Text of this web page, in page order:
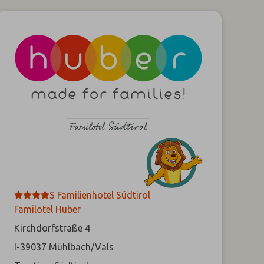
****
S Familienhotel Südtirol
Familotel Huber
Kirchdorfstraße 4
I-39037 Mühlbach/Vals